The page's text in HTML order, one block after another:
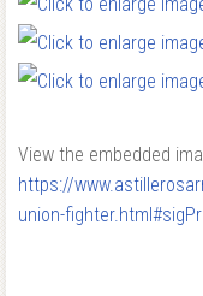
View the embedded
https://
union-